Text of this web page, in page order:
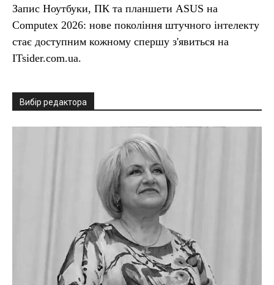
Запис Ноутбуки, ПК та планшети ASUS на
Computex 2026: нове покоління штучного інтелекту
стає доступним кожному спершу з'явиться на
ITsider.com.ua.
Вибір редактора